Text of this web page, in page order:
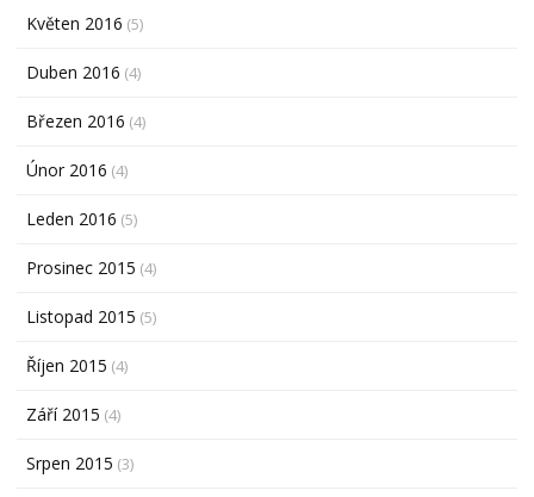
Květen 2016 (5)
Duben 2016 (4)
Březen 2016 (4)
Únor 2016 (4)
Leden 2016 (5)
Prosinec 2015 (4)
Listopad 2015 (5)
Říjen 2015 (4)
Září 2015 (4)
Srpen 2015 (3)